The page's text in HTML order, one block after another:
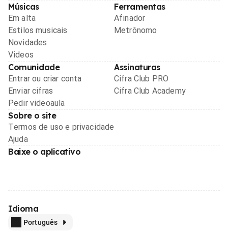
Músicas
Em alta
Estilos musicais
Novidades
Videos
Ferramentas
Afinador
Metrônomo
Comunidade
Entrar ou criar conta
Enviar cifras
Pedir videoaula
Assinaturas
Cifra Club PRO
Cifra Club Academy
Sobre o site
Termos de uso e privacidade
Ajuda
Baixe o aplicativo
Idioma
Português